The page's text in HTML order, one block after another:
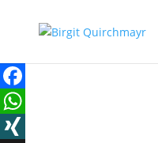
Facebook
WhatsApp